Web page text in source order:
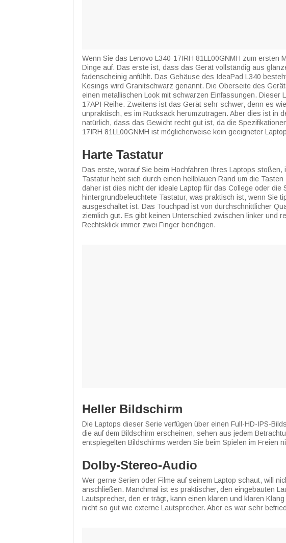
Wenn Sie das Lenovo L340-17IRH 81LL00GNMH zum ersten
Dinge auf. Das erste ist, dass das Gerät vollständig aus
fadenscheinig anfühlt. Das Gehäuse des IdeaPad L340
Kesings wird Granitschwarz genannt. Die Oberseite des
einen metallischen Look mit schwarzen Einfassungen. Dieser
17API-Reihe. Zweitens ist das Gerät sehr schwer, denn es
unpraktisch, es im Rucksack herumzutragen. Aber dies ist in
natürlich, dass das Gewicht recht gut ist, da die
17IRH 81LL00GNMH ist möglicherweise kein geeigneter
Harte Tastatur
Das erste, worauf Sie beim Hochfahren Ihres Laptops
Tastatur hebt sich durch einen hellblauen Rand um die
daher ist dies nicht der ideale Laptop für das College oder die
hintergrundbeleuchtete Tastatur, was praktisch ist, wenn Sie
ausgeschaltet ist. Das Touchpad ist von durchschnittlicher
ziemlich gut. Es gibt keinen Unterschied zwischen linker und
Rechtsklick immer zwei Finger benötigen.
Heller Bildschirm
Die Laptops dieser Serie verfügen über einen Full-HD-IPS-
die auf dem Bildschirm erscheinen, sehen aus jedem
entspiegelten Bildschirms werden Sie beim Spielen im Freien
Dolby-Stereo-Audio
Wer gerne Serien oder Filme auf seinem Laptop schaut, will
anschließen. Manchmal ist es praktischer, den eingebauten
Lautsprecher, den er trägt, kann einen klaren und klaren
nicht so gut wie externe Lautsprecher. Aber es war sehr